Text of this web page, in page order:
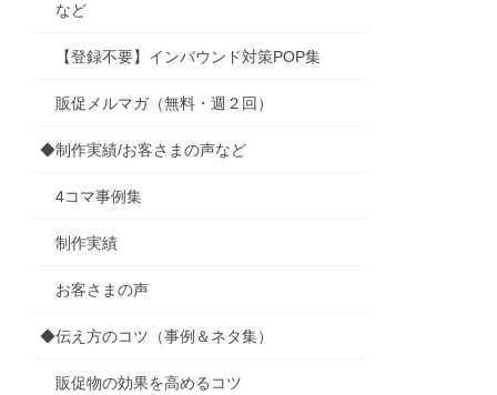
など
【登録不要】インバウンド対策POP集
販促メルマガ（無料・週２回）
◆制作実績/お客さまの声など
4コマ事例集
制作実績
お客さまの声
◆伝え方のコツ（事例＆ネタ集）
販促物の効果を高めるコツ